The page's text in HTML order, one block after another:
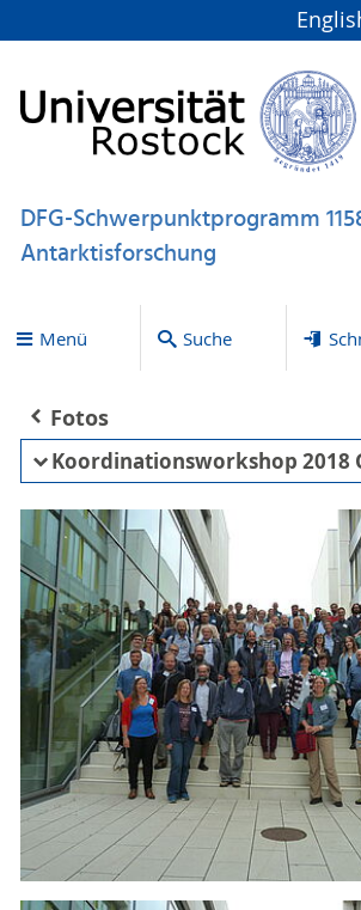
DFG-Schwerpunktprogramm
Antarktisforschung
Menü Suche
Fotos
Koordinationsworkshop 2018